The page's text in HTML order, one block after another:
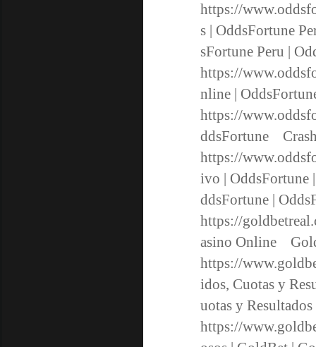
https://
s | OddsFortune
sFortune Peru |
https://
nline |
https://
ddsFortune
https://
ivo | OddsFortune
ddsFortune |
https://
asino Online
https://
idos, Cuotas y
uotas y
https://